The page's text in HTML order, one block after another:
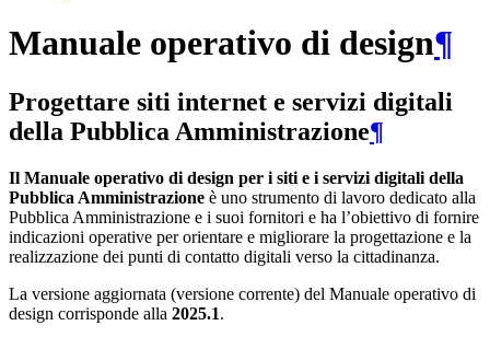
Manuale operativo di design¶
Progettare siti internet e servizi digitali
della Pubblica Amministrazione¶
Il Manuale operativo di design per i siti e i servizi digitali della
Pubblica Amministrazione è uno strumento di lavoro dedicato alla
Pubblica Amministrazione e i suoi fornitori e ha l’obiettivo di fornire
indicazioni operative per orientare e migliorare la progettazione e la
realizzazione dei punti di contatto digitali verso la cittadinanza.
La versione aggiornata (versione corrente) del Manuale operativo di
design corrisponde alla 2025.1.